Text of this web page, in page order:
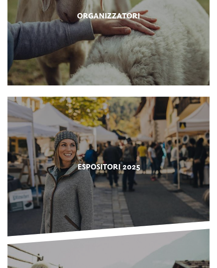
ORGANIZZATORI
ESPOSITORI 2025